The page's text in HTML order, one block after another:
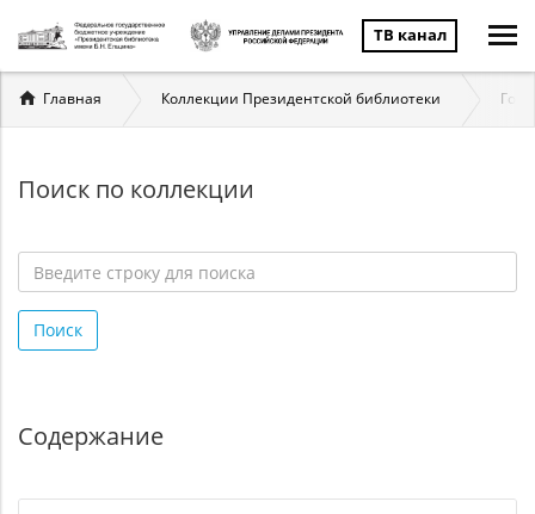
ТВ канал
Вы
здесь
Главная Коллекции Президентской библиотеки
Поиск по коллекции
строку
для
Поиск
Содержание